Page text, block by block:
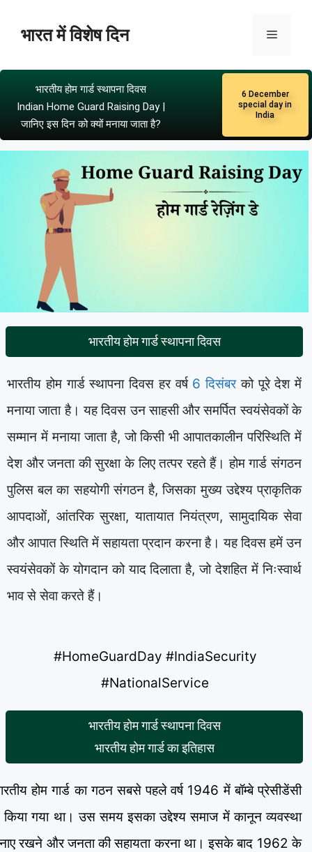
भारत में विशेष दिन
भारतीय होम गार्ड स्थापना दिवस
Indian Home Guard Raising Day |
जानिए इस दिन को क्यों मनाया जाता है?
6 December
special day in
India
भारतीय होम गार्ड स्थापना दिवस
भारतीय होम गार्ड स्थापना दिवस हर वर्ष 6 दिसंबरको पूरे देश में
मनाया जाता है। यह दिवस उन साहसी और समर्पित स्वयंसेवकों के
सम्मान में मनाया जाता है, जो किसी भी आपातकालीन परिस्थिति में
देश और जनता की सुरक्षा के लिए तत्पर रहते हैं। होम गार्ड संगठन
पुलिस बल का सहयोगी संगठन है, जिसका मुख्य उद्देश्य प्राकृतिक
आपदाओं, आंतरिक सुरक्षा, यातायात नियंत्रण, सामुदायिक सेवा
और आपात स्थिति में सहायता प्रदान करना है। यह दिवस हमें उन
स्वयंसेवकों के योगदान को याद दिलाता है, जो देशहित में निःस्वार्थ
भाव से सेवा करते हैं।
#HomeGuardDay #IndiaSecurity
#NationalService
भारतीय होम गार्ड स्थापना दिवस
भारतीय होम गार्ड का इतिहास
होम गार्ड का गठन सबसे पहले वर्ष 1946 में बॉम्बे प्रेसीडेंसी
किया गया था। उस समय इसका उद्देश्य समाज में कानून व्यवस्था
रखने और जनता की सहायता करना था। इसके बाद 1962 के